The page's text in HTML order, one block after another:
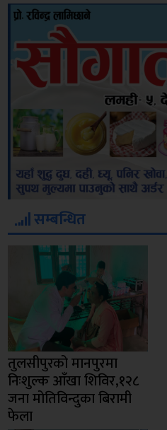
सम्बन्धित
तुलसीपुरको मानपुरमा
निःशुल्क आँखा शिविर,१२८
जना मोतिविन्दुका बिरामी
फेला